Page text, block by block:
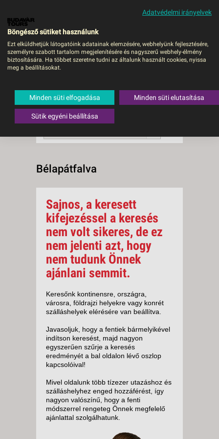
MENÜ
Bélapátfalva
megfelelő utazásttaláltunk.
A keresővel tovább szűkítheti a
találati listát!
RENDEZÉS:
Bélapátfalva
Sajnos, a keresett
kifejezéssel a keresés
nem volt sikeres, de ez
nem jelenti azt, hogy
nem tudunk Önnek
ajánlani semmit.
Keresőnk kontinensre, országra,
városra, földrajzi helyekre vagy konrét
szálláshelyek elérésére van beállítva.
Javasoljuk, hogy a fentiek bármelyikével
indítson keresést, majd nagyon
egyszerűen szűrje a keresés
eredményét a bal oldalon lévő oszlop
kapcsolóival!
Mivel oldalunk több tízezer utazáshoz és
szálláshelyhez enged hozzáférést, így
nagyon valószínű, hogy a fenti
módszerrel rengeteg Önnek megfelelő
ajánlattal szolgálhatunk.
Adatvédelmi irányelvek
Böngésző sütiket használunk
Ezt elküldhetjük látogatóink adatainak elemzésére, webhelyünk fejlesztésére,
személyre szabott tartalom megjelenítésére és nagyszerű webhely-élmény
biztosítására. Ha többet szeretne tudni az általunk használt cookies, nyissa
meg a beállításokat.
Minden süti elfogadása Minden süti elutasítása
Sütik egyéni beállítása